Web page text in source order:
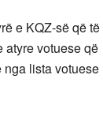
e KQZ-së që të
atyre votuese që
nga lista votuese